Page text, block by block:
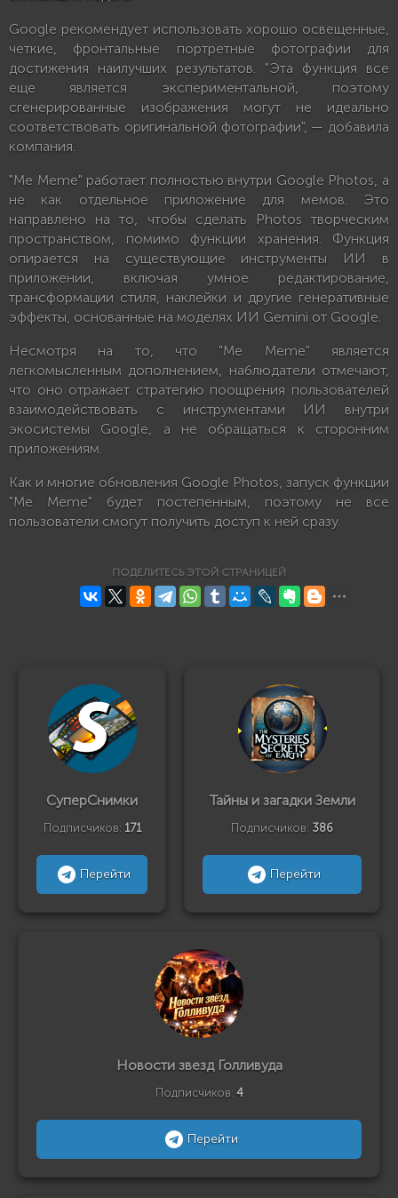
Google рекомендует использовать хорошо освещенные,
четкие, фронтальные портретные фотографии для
достижения наилучших результатов. "Эта функция все
еще является экспериментальной, поэтому
сгенерированные изображения могут не идеально
соответствовать оригинальной фотографии", — добавила
компания.
"Me Meme" работает полностью внутри Google Photos, а
не как отдельное приложение для мемов. Это
направлено на то, чтобы сделать Photos творческим
пространством, помимо функции хранения. Функция
опирается на существующие инструменты ИИ в
приложении, включая умное редактирование,
трансформации стиля, наклейки и другие генеративные
эффекты, основанные на моделях ИИ Gemini от Google.
Несмотря на то, что "Me Meme" является
легкомысленным дополнением, наблюдатели отмечают,
что оно отражает стратегию поощрения пользователей
взаимодействовать с инструментами ИИ внутри
экосистемы Google, а не обращаться к сторонним
приложениям.
Как и многие обновления Google Photos, запуск функции
"Me Meme" будет постепенным, поэтому не все
пользователи смогут получить доступ к ней сразу.
ПОДЕЛИТЕСЬ ЭТОЙ СТРАНИЦЕЙ
СуперСнимки
Подписчиков: 171
Перейти
Тайны и загадки Земли
Подписчиков: 386
Перейти
Новости звезд Голливуда
Подписчиков: 4
Перейти